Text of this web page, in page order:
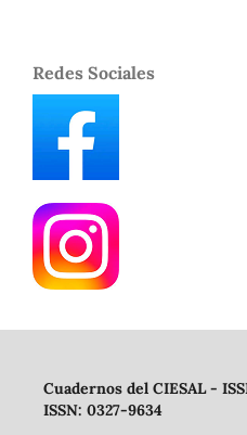
Redes Sociales
Cuadernos del CIESAL -
ISSN: 0327-9634